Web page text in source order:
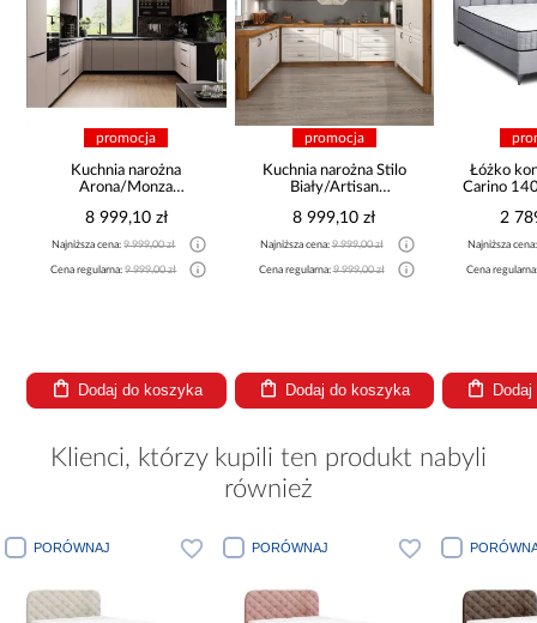
promocja
Kuchnia narożna
Arona/Monza
8 999,10 zł
Najniższa cena:9 999,00 zł
Cena regularna:9 999,00 zł
Dodaj do koszyka
promocja
Kuchnia narożna Stilo
Biały/Artisan
8 999,10 zł
Najniższa cena:9 999,00 zł
Cena regularna:9 999,00 zł
Dodaj do koszyka
Łóżko
Carino
2
Najniższa
Cena
Klienci, którzy kupili ten produkt nabyli
również
PORÓWNAJ PORÓWNAJ